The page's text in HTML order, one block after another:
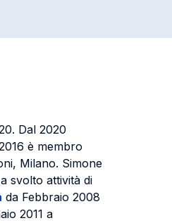
Dal 2020
è membro
Milano. Simone
svolto attività di
da Febbraio 2008
2011 a